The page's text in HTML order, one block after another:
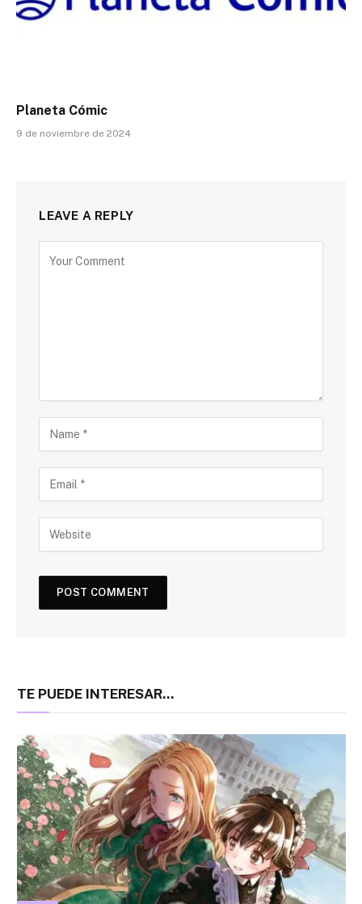
Planeta Cómic
9 de noviembre de 2024
LEAVE A REPLY
TE PUEDE INTERESAR...